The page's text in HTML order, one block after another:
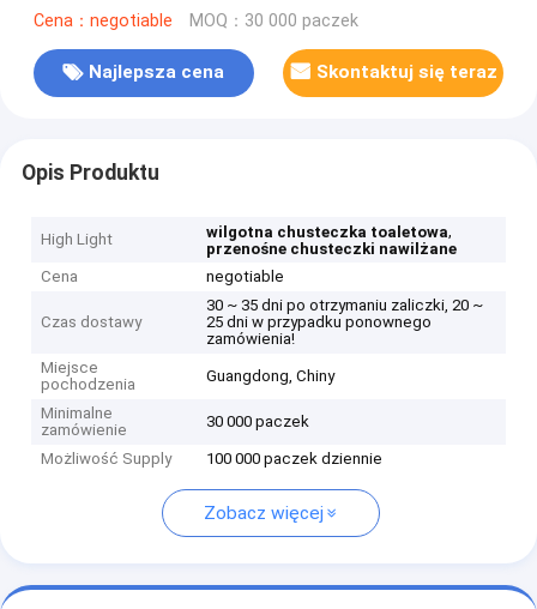
mokro
Cena：negotiable MOQ：30 000 paczek
Najlepsza cena Skontaktuj się teraz
Opis Produktu
High Light wilgotna chusteczka toaletowa,
przenośne chusteczki nawilżane
Cena
negotiable
Czas dostawy
30 ~ 35 dni po otrzymaniu zaliczki, 20 ~
25 dni w przypadku ponownego
zamówienia!
Miejsce
pochodzenia
Guangdong, Chiny
Minimalne
zamówienie
30 000 paczek
Możliwość Supply 100 000 paczek dziennie
Zobacz więcej